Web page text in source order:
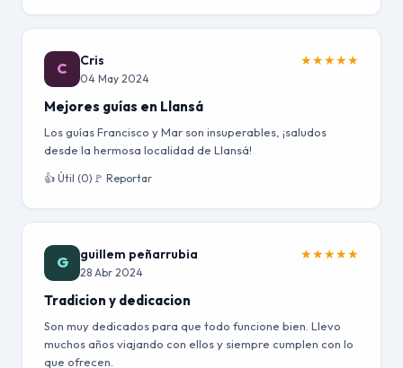
C Cris
04 May 2024
★★★★★
Mejores guías en Llansá
Los guías Francisco y Mar son insuperables, ¡saludos
desde la hermosa localidad de Llansá!
👍 Útil (0) 🚩 Reportar
G guillem peñarrubia
28 Abr 2024
★★★★★
Tradicion y dedicacion
Son muy dedicados para que todo funcione bien. Llevo
muchos años viajando con ellos y siempre cumplen con lo
que ofrecen.